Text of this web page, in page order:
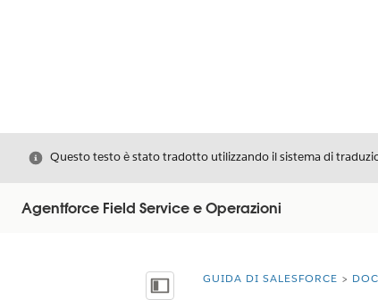
Chiudi
Questo testo è stato tradotto utilizzando il sistema di
Agentforce Field Service e Operazioni
Mostra sommario
Ti trovi qui:
GUIDA DI SALESFORCE